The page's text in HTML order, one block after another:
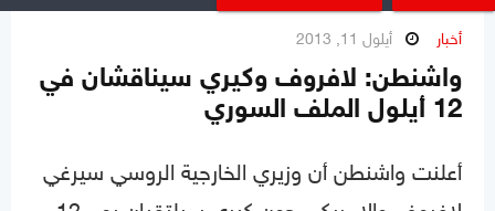
أخبار أيلول 11, 2013
واشنطن: لافروف وكيري سيناقشان في
12 أيلول الملف السوري
أعلنت واشنطن أن وزيري الخارجية الروسي سيرغي